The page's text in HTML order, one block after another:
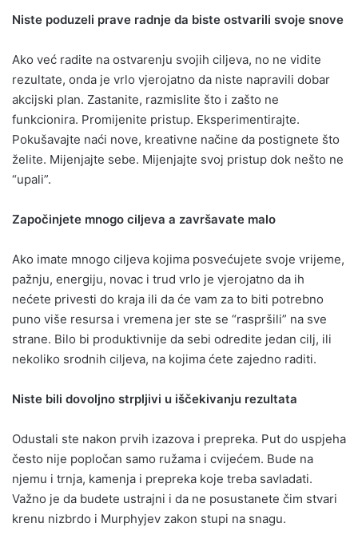
Niste poduzeli prave radnje da biste ostvarili svoje snove
Ako već radite na ostvarenju svojih ciljeva, no ne vidite
rezultate, onda je vrlo vjerojatno da niste napravili dobar
akcijski plan. Zastanite, razmislite što i zašto ne
funkcionira. Promijenite pristup. Eksperimentirajte.
Pokušavajte naći nove, kreativne načine da postignete što
želite. Mijenjajte sebe. Mijenjajte svoj pristup dok nešto ne
“upali”.
Započinjete mnogo ciljeva a završavate malo
Ako imate mnogo ciljeva kojima posvećujete svoje vrijeme,
pažnju, energiju, novac i trud vrlo je vjerojatno da ih
nećete privesti do kraja ili da će vam za to biti potrebno
puno više resursa i vremena jer ste se “raspršili” na sve
strane. Bilo bi produktivnije da sebi odredite jedan cilj, ili
nekoliko srodnih ciljeva, na kojima ćete zajedno raditi.
Niste bili dovoljno strpljivi u iščekivanju rezultata
Odustali ste nakon prvih izazova i prepreka. Put do uspjeha
često nije popločan samo ružama i cvijećem. Bude na
njemu i trnja, kamenja i prepreka koje treba savladati.
Važno je da budete ustrajni i da ne posustanete čim stvari
krenu nizbrdo i Murphyjev zakon stupi na snagu.